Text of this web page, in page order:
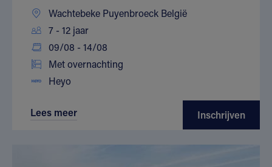
Wachtebeke Puyenbroeck België
7 - 12 jaar
09/08 - 14/08
Met overnachting
Heyo
Lees meer Inschrijven